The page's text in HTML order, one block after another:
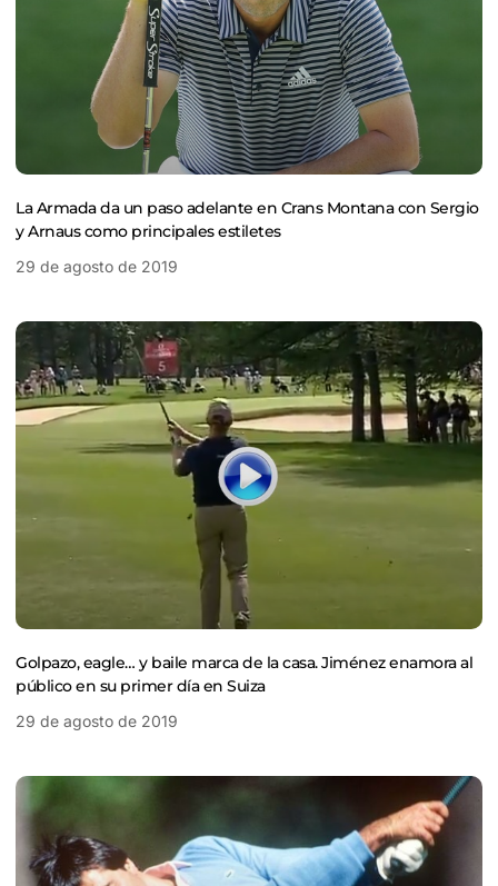
La Armada da un paso adelante en Crans Montana con Sergio
y Arnaus como principales estiletes
29 de agosto de 2019
Golpazo, eagle… y baile marca de la casa. Jiménez enamora al
público en su primer día en Suiza
29 de agosto de 2019